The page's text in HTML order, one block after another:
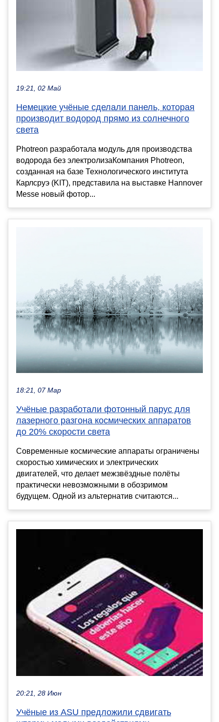
19:21, 02 Май
Немецкие учёные сделали панель, которая
производит водород прямо из солнечного
света
Photreon разработала модуль для производства
водорода без электролизаКомпания Photreon,
созданная на базе Технологического института
Карлсруэ (KIT), представила на выставке Hannover
Messe новый фотор...
18:21, 07 Мар
Учёные разработали фотонный парус для
лазерного разгона космических аппаратов
до 20% скорости света
Современные космические аппараты ограничены
скоростью химических и электрических
двигателей, что делает межзвёздные полёты
практически невозможными в обозримом
будущем. Одной из альтернатив считаются...
20:21, 28 Июн
Учёные из ASU предложили сдвигать